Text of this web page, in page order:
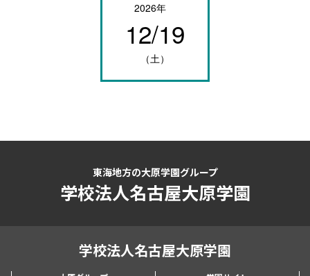
2026年
12/19
（土）
東海地方の大原学園グループ
学校法人名古屋大原学園
学校法人名古屋大原学園